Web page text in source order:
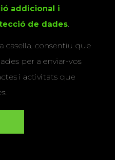
addicional i
de dades
casella, consentiu que
per a enviar-vos
i activitats que